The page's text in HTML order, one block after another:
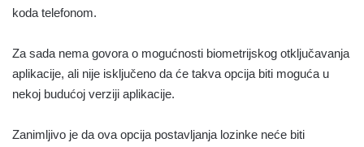
koda telefonom.
Za sada nema govora o mogućnosti biometrijskog otključavanja
aplikacije, ali nije isključeno da će takva opcija biti moguća u
nekoj budućoj verziji aplikacije.
Zanimljivo je da ova opcija postavljanja lozinke neće biti